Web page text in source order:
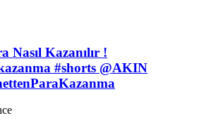
Nasıl Kazanılır !
#shorts @AKIN